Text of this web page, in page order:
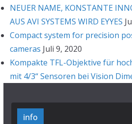
NEUER NAME, KONSTANTE
AUS AVI SYSTEMS WIRD EYYES
Compact system for precision
cameras Juli 9, 2020
Kompakte TFL-Objektive für
mit 4/3“ Sensoren bei Vision
info